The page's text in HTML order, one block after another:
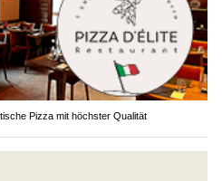
Pizza mit höchster Qualität